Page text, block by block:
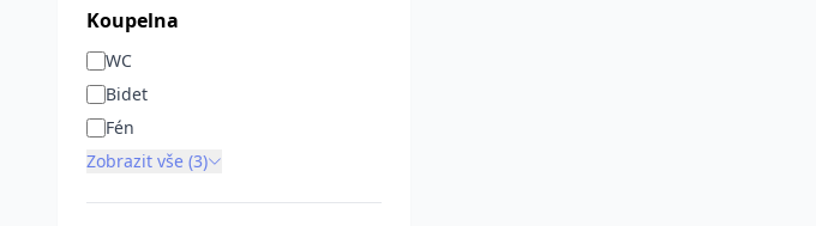
Koupelna
WC
Bidet
Fén
Zobrazit vše (3)